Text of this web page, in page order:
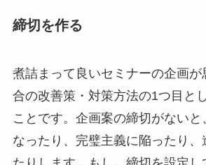
締切を作る
煮詰まって良いセミナーの企画
合の改善策・対策方法の1つ目と
ことです。企画案の締切がないと
なったり、完璧主義に陥ったり、